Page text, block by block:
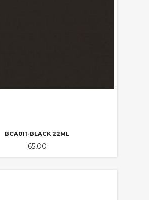
BCA011-BLACK 22ML
Pris
65,00